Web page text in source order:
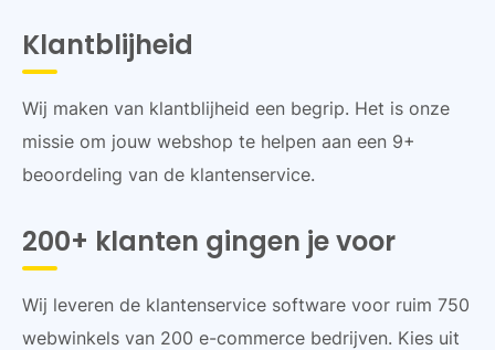
Klantblijheid
Wij maken van klantblijheid een begrip. Het is onze
missie om jouw webshop te helpen aan een 9+
beoordeling van de klantenservice.
200+ klanten gingen je voor
Wij leveren de klantenservice software voor ruim 750
webwinkels van 200 e-commerce bedrijven. Kies uit